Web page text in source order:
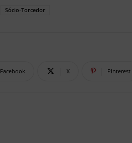
Sócio-Torcedor
Facebook X Pinterest